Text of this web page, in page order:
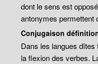
dont le sens est
antonymes permettent
Conjugaison
Dans les langues
la flexion des verbes.